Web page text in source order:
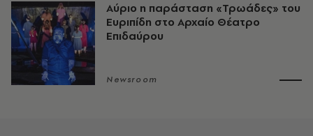
Αύριο η παράσταση «Τρωάδες» του
Ευριπίδη στο Αρχαίο Θέατρο
Επιδαύρου
Newsroom